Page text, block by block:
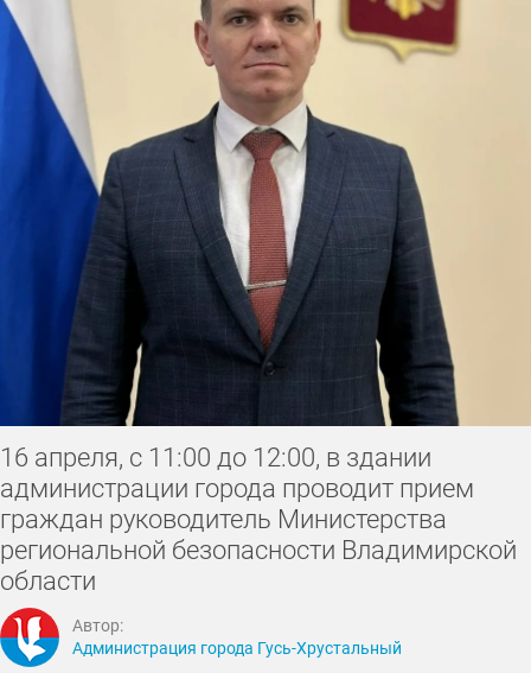
16 апреля, с 11:00 до 12:00, в здании
администрации города проводит прием
граждан руководитель Министерства
региональной безопасности Владимирской
области
Автор:
Администрация города Гусь-Хрустальный